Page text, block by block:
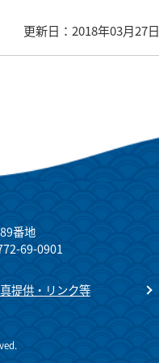
更新日：2018年03月27日
番地
69-0901
提供・リンク等